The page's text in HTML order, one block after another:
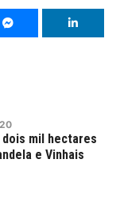
mil hectares
e Vinhais